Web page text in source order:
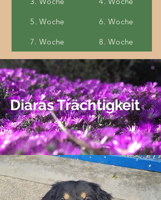
5. Woche 6. Woche
7. Woche 8. Woche
Diaras Trächtigkeit